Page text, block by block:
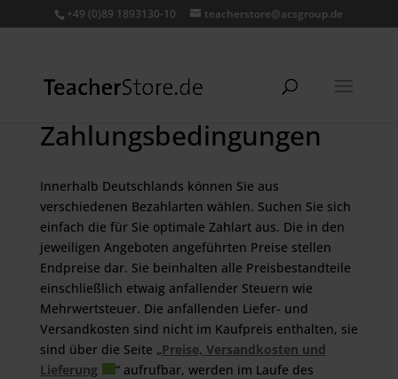
+49 (0)89 1893130-10 teacherstore@acsgroup.de
Zahlungsbedingungen
Innerhalb Deutschlands können Sie aus
verschiedenen Bezahlarten wählen. Suchen Sie sich
einfach die für Sie optimale Zahlart aus. Die in den
jeweiligen Angeboten angeführten Preise stellen
Endpreise dar. Sie beinhalten alle Preisbestandteile
einschließlich etwaig anfallender Steuern wie
Mehrwertsteuer. Die anfallenden Liefer- und
Versandkosten sind nicht im Kaufpreis enthalten, sie
sind über die Seite „Preise, Versandkosten und
Lieferung
“ aufrufbar, werden im Laufe des